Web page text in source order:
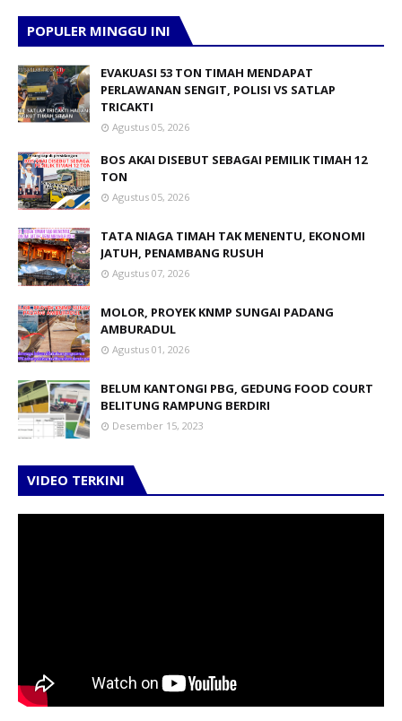
POPULER MINGGU INI
EVAKUASI 53 TON TIMAH MENDAPAT
PERLAWANAN SENGIT, POLISI VS SATLAP
TRICAKTI
Agustus 05, 2026
BOS AKAI DISEBUT SEBAGAI PEMILIK TIMAH 12
TON
Agustus 05, 2026
TATA NIAGA TIMAH TAK MENENTU, EKONOMI
JATUH, PENAMBANG RUSUH
Agustus 07, 2026
MOLOR, PROYEK KNMP SUNGAI PADANG
AMBURADUL
Agustus 01, 2026
BELUM KANTONGI PBG, GEDUNG FOOD COURT
BELITUNG RAMPUNG BERDIRI
Desember 15, 2023
VIDEO TERKINI